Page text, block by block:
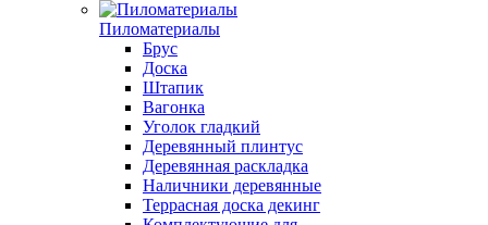
Пиломатериалы
Брус
Доска
Штапик
Вагонка
Уголок гладкий
Деревянный плинтус
Деревянная раскладка
Наличники деревянные
Террасная доска декинг